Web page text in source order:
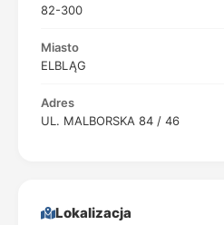
82-300
Miasto
ELBLĄG
Adres
UL. MALBORSKA 84 / 46
Lokalizacja